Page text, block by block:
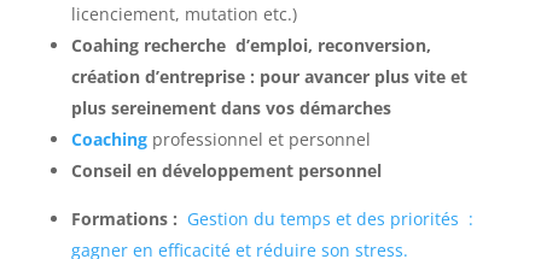
licenciement, mutation etc.)
Coahing recherche d’emploi, reconversion,
création d’entreprise : pour avancer plus vite et
plus sereinement dans vos démarches
Coaching professionnel et personnel
Conseil en développement personnel
Formations : Gestion du temps et des priorités :
gagner en efficacité et réduire son stress.